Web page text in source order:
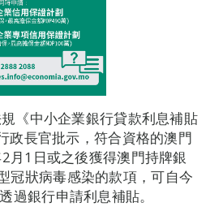
《中小企業銀行貸款利息補貼
政長官批示，符合資格的澳門
月1日或之後獲得澳門持牌銀
冠狀病毒感染的款項，可自今
過銀行申請利息補貼。